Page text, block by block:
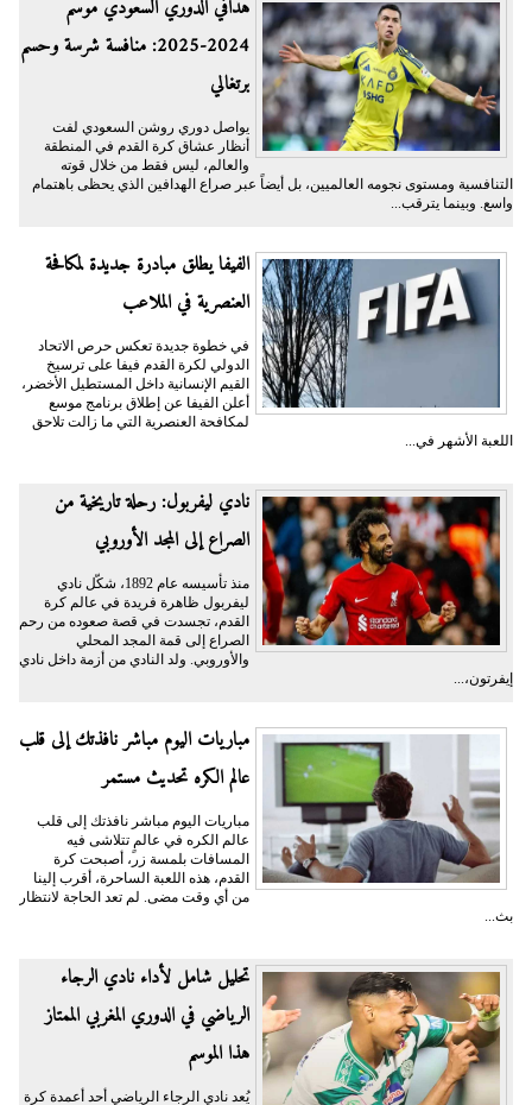
هدافي الدوري السعودي موسم
2024-2025: منافسة شرسة وحسم
برتغالي
يواصل دوري روشن السعودي لفت
أنظار عشاق كرة القدم في المنطقة
والعالم، ليس فقط من خلال قوته
التنافسية ومستوى نجومه العالميين، بل أيضاً عبر صراع الهدافين الذي يحظى باهتمام
واسع. وبينما يترقب...
الفيفا يطلق مبادرة جديدة لمكافحة
العنصرية في الملاعب
في خطوة جديدة تعكس حرص الاتحاد
الدولي لكرة القدم فيفا على ترسيخ
القيم الإنسانية داخل المستطيل الأخضر،
أعلن الفيفا عن إطلاق برنامج موسع
لمكافحة العنصرية التي ما زالت تلاحق
اللعبة الأشهر في...
نادي ليفربول: رحلة تاريخية من
الصراع إلى المجد الأوروبي
منذ تأسيسه عام 1892، شكّل نادي
ليفربول ظاهرة فريدة في عالم كرة
القدم، تجسدت في قصة صعوده من رحم
الصراع إلى قمة المجد المحلي
والأوروبي. ولد النادي من أزمة داخل نادي
إيفرتون،...
مباريات اليوم مباشر نافذتك إلى قلب
عالم الكره تحديث مستمر
مباريات اليوم مباشر نافذتك إلى قلب
عالم الكره في عالمٍ تتلاشى فيه
المسافات بلمسة زر، أصبحت كرة
القدم، هذه اللعبة الساحرة، أقرب إلينا
من أي وقت مضى. لم تعد الحاجة لانتظار
بث...
تحليل شامل لأداء نادي الرجاء
الرياضي في الدوري المغربي الممتاز
هذا الموسم
يُعد نادي الرجاء الرياضي أحد أعمدة كرة